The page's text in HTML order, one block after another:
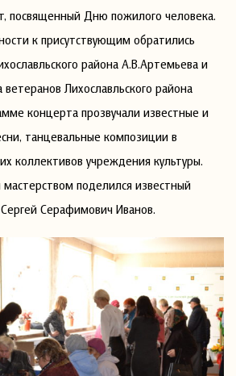
посвященный Дню пожилого человека.
к присутствующим обратились
района А.В.Артемьева и
Лихославльского района
концерта прозвучали известные и
танцевальные композиции в
коллективов учреждения культуры.
поделился известный
Серафимович Иванов.